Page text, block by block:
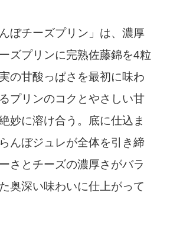
ぼチーズプリン」は、濃厚
ズプリンに完熟佐藤錦を4粒
の甘酸っぱさを最初に味わ
プリンのコクとやさしい甘
妙に溶け合う。底に仕込ま
んぼジュレが全体を引き締
さとチーズの濃厚さがバラ
奥深い味わいに仕上がって